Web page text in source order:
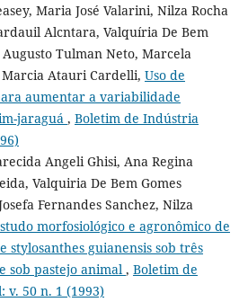
Maria José Valarini, Nilza Rocha
Alcntara, Valquíria De Bem
Tulman Neto, Marcela
Atauri Cardelli, Uso de
aumentar a variabilidade
jaraguá , Boletim de Indústria
Angeli Ghisi, Ana Regina
Valquiria De Bem Gomes
Fernandes Sanchez, Nilza
morfosiológico e agronômico de
stylosanthes guianensis sob três
sob pastejo animal , Boletim de
50 n. 1 (1993)